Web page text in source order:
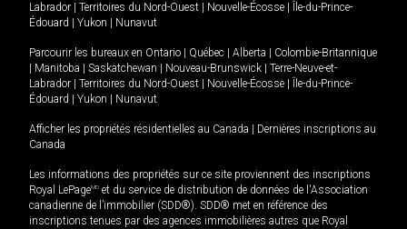
Labrador
Territoires du Nord-Ouest Nouvelle-Écosse
Île-du-Prince-
Édouard
Yukon Nunavut
Parcourir les bureaux en Ontario Québec Alberta
Colombie-Britannique
Manitoba Saskatchewan Nouveau-Brunswick
Terre-Neuve-et-
Labrador
Territoires du Nord-Ouest Nouvelle-Écosse
Île-du-Prince-
Édouard
Yukon Nunavut
Afficher les propriétés résidentielles au Canada
Dernières inscriptions au
Canada
Les informations des propriétés sur ce site proviennent des inscriptions
Royal LePageMD et du service de distribution de données de l'Association
canadienne de l’immobilier (SDD®). SDD® met en référence des
inscriptions tenues par des agences immobilières autres que Royal